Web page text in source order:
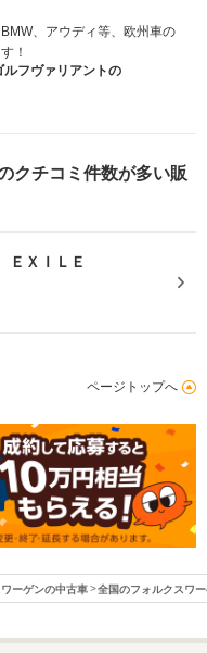
、アウディ等、欧州車の
！
ルフヴァリアントの
クチコミ件数が多い販
ＸＩＬＥ
ページトップへ
ーゲンの中古車 全国のフォルクスワ